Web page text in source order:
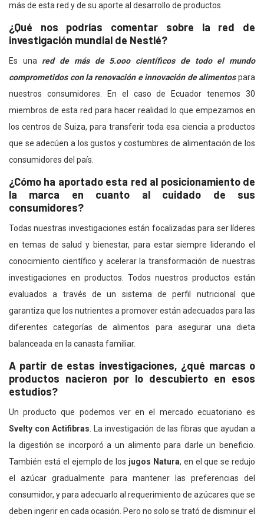
más de esta red y de su aporte al desarrollo de productos.
¿Qué nos podrías comentar sobre la red de
investigación mundial de Nestlé?
Es una red de más de 5.ooo científicos de todo el mundo
comprometidos con la renovación e innovación de alimentos para
nuestros consumidores. En el caso de Ecuador tenemos 30
miembros de esta red para hacer realidad lo que empezamos en
los centros de Suiza, para transferir toda esa ciencia a productos
que se adecúen a los gustos y costumbres de alimentación de los
consumidores del país.
¿Cómo ha aportado esta red al posicionamiento de
la marca en cuanto al cuidado de sus
consumidores?
Todas nuestras investigaciones están focalizadas para ser líderes
en temas de salud y bienestar, para estar siempre liderando el
conocimiento científico y acelerar la transformación de nuestras
investigaciones en productos. Todos nuestros productos están
evaluados a través de un sistema de perfil nutricional que
garantiza que los nutrientes a promover están adecuados para las
diferentes categorías de alimentos para asegurar una dieta
balanceada en la canasta familiar.
A partir de estas investigaciones, ¿qué marcas o
productos nacieron por lo descubierto en esos
estudios?
Un producto que podemos ver en el mercado ecuatoriano es
Svelty con Actifibras . La investigación de las fibras que ayudan a
la digestión se incorporó a un alimento para darle un beneficio.
También está el ejemplo de los jugos Natura, en el que se redujo
el azúcar gradualmente para mantener las preferencias del
consumidor, y para adecuarlo al requerimiento de azúcares que se
deben ingerir en cada ocasión. Pero no solo se trató de disminuir el